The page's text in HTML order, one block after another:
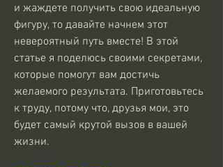
и жаждете получить свою идеальную
фигуру, то давайте начнем этот
невероятный путь вместе! В этой
статье я поделюсь своими секретами,
которые помогут вам достичь
желаемого результата. Приготовьтесь
к труду, потому что, друзья мои, это
будет самый крутой вызов в вашей
жизни.